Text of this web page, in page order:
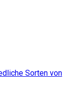
Sorten von